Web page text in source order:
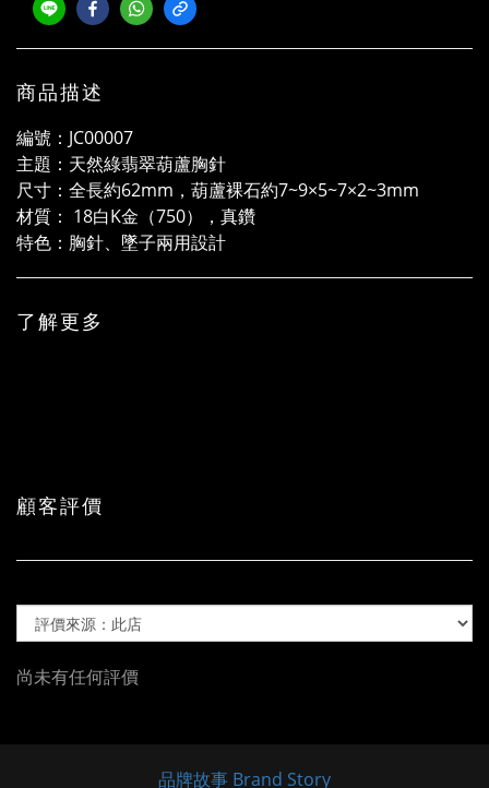
商品描述
編號：JC00007
主題：天然綠翡翠葫蘆胸針
尺寸：全長約62mm，葫蘆裸石約7~9×5~7×2~3mm
材質： 18白K金（750），真鑽
特色：胸針、墜子兩用設計
了解更多
顧客評價
尚未有任何評價
品牌故事 Brand Story